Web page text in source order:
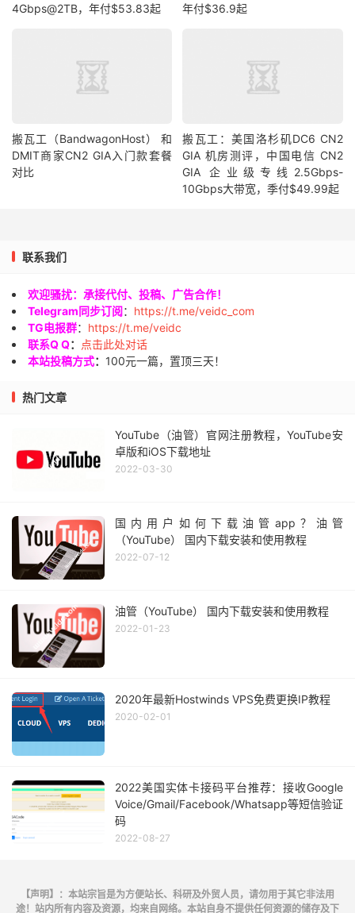
4Gbps@2TB，年付$53.83起
年付$36.9起
搬瓦工（BandwagonHost） 和
DMIT商家CN2 GIA入门款套餐
对比
搬瓦工：美国洛杉矶DC6 CN2
GIA 机房测评，中国电信 CN2
GIA 企业级专线2.5Gbps-
10Gbps大带宽，季付$49.99起
联系我们
欢迎骚扰：承接代付、投稿、广告合作！
Telegram同步订阅： https://t.me/veidc_com
TG电报群： https://t.me/veidc
联系Q Q：
点击此处对话
本站投稿方式： 100元一篇，置顶三天！
热门文章
YouTube（油管）官网注册教程，YouTube安
卓版和iOS下载地址
2022-03-30
国内用户如何下载油管app？油管
（YouTube） 国内下载安装和使用教程
2022-07-12
油管（YouTube） 国内下载安装和使用教程
2022-01-23
2020年最新Hostwinds VPS免费更换IP教程
2020-02-01
2022美国实体卡接码平台推荐：接收Google
Voice/Gmail/Facebook/Whatsapp等短信验证
码
2022-08-27
【声明】：本站宗旨是为方便站长、科研及外贸人员，请勿用于其它非法用
途！站内所有内容及资源，均来自网络。本站自身不提供任何资源的储存及下